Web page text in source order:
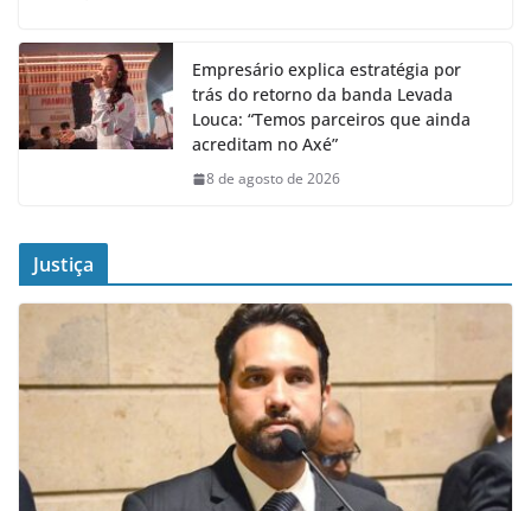
Empresário explica estratégia por
trás do retorno da banda Levada
Louca: “Temos parceiros que ainda
acreditam no Axé”
8 de agosto de 2026
Justiça